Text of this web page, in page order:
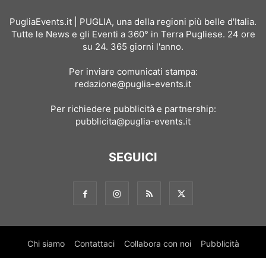
PugliaEvents.it | PUGLIA, una della regioni più belle d'Italia.
Tutte le News e gli Eventi a 360° in Terra Pugliese. 24 ore
su 24. 365 giorni l'anno.
Per inviare comunicati stampa:
redazione@puglia-events.it
Per richiedere pubblicità e partnership:
pubblicita@puglia-events.it
SEGUICI
Chi siamo Contattaci Collabora con noi Pubblicità